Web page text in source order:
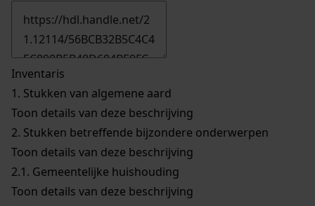
Inventaris
1. Stukken van algemene aard
Toon details van deze beschrijving
2. Stukken betreffende bijzondere onderwerpen
Toon details van deze beschrijving
2.1. Gemeentelijke huishouding
Toon details van deze beschrijving